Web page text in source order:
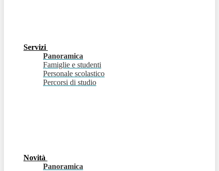
Servizi
Panoramica
Famiglie e studenti
Personale scolastico
Percorsi di studio
Novità
Panoramica